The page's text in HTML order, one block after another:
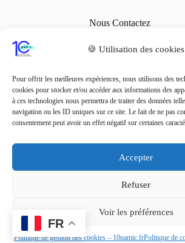
🍪 Utilisation des cookies
Pour offrir les meilleures expériences, nous utilisons des
cookies pour stocker et/ou accéder aux informations des
à ces technologies nous permettra de traiter des données
navigation ou les ID uniques sur ce site. Le fait de ne pas
consentement peut avoir un effet négatif sur certaines
Accepter
Refuser
Voir les préférences
Politique de gestion des cookies – 10namic.frPolitique de
Nous Contactez
Adresse: 10fusio – 74500 PUBLIER
Contact: +33 6 01 62 51 02
Adresse Mail
contact10fusio@gmail.com
Réseaux sociaux
FR